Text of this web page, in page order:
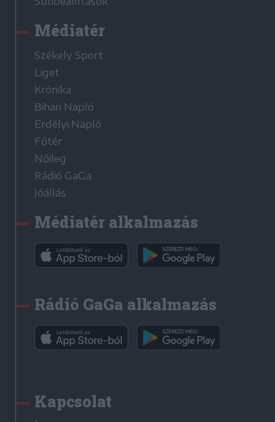
Médiatér
Székely Sport
Liget
Krónika
Bihari Napló
Erdélyi Napló
Főtér
Nőileg
Rádió GaGa
Jóállás
Médiatér alkalmazás
Rádió GaGa alkalmazás
Kapcsolat